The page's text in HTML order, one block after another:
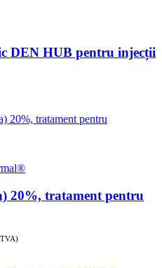
DEN HUB pentru injecții
20%, tratament pentru